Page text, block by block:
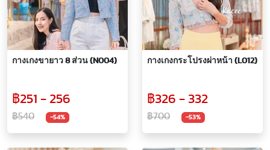
กางเกงขายาว 8 ส่วน (N004)
฿251 - 256
฿540 -54%
กางเกงกระโปรงผ่าหน้า (L012)
฿326 - 332
฿700 -53%